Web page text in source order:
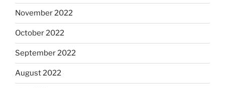
November 2022
October 2022
September 2022
August 2022